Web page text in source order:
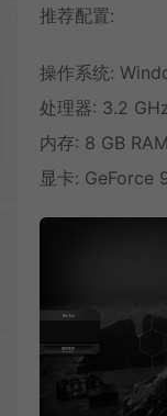
推荐配置:
操作系统:
处理器: 3.2
内存: 8 GB RAM
显卡: GeForce